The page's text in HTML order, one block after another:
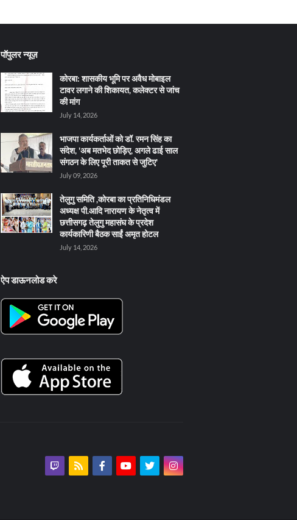
पॉपुलर न्यूज़
कोरबा: शासकीय भूमि पर अवैध मोबाइल
टावर लगाने की शिकायत, कलेक्टर से जांच
की मांग
July 14, 2026
भाजपा कार्यकर्ताओं को डॉ. रमन सिंह का
संदेश, 'अब मतभेद छोड़िए, अगले ढाई साल
संगठन के लिए पूरी ताकत से जुटिए'
July 09, 2026
तेलुगु समिति ,कोरबा का प्रतिनिधिमंडल
अध्यक्ष पी.आदि नारायण के नेतृत्व में
छत्तीसगढ़ तेलुगु महासंघ के प्रदेश
कार्यकारिणी बैठक साईं अमृत होटल
July 14, 2026
ऐप डाऊनलोड करे